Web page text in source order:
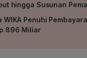
hingga Susunan
WIKA Penuhi
896 Miliar